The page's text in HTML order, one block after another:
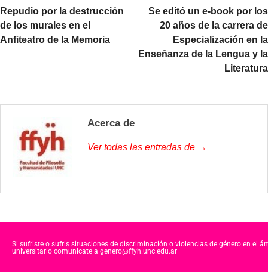
Repudio por la destrucción
de los murales en el
Anfiteatro de la Memoria
Se editó un e-book por los
20 años de la carrera de
Especialización en la
Enseñanza de la Lengua y la
Literatura
Acerca de
Ver todas las entradas de →
Si sufriste o sufris situaciones de discriminación o violencias de género en el
universitario comunicate a genero@ffyh.unc.edu.ar